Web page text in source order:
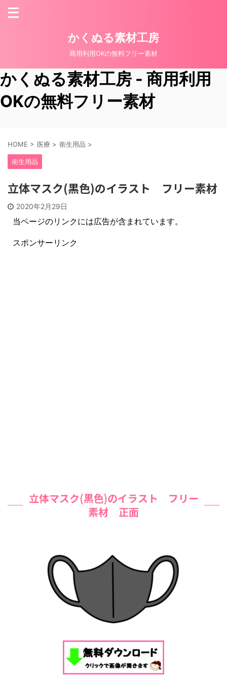
かくぬる素材工房
商用利用OKの無料フリー素材
かくぬる素材工房 - 商用利用
OKの無料フリー素材
HOME > 医療 > 衛生用品 >
衛生用品
立体マスク(黒色)のイラスト フリー素材
2020年2月29日
当ページのリンクには広告が含まれています。
スポンサーリンク
立体マスク(黒色)のイラスト フリー
素材 正面